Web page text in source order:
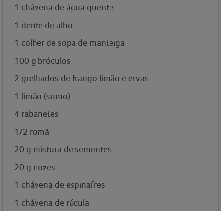
1 chávena de água quente
1 dente de alho
1 colher de sopa de manteiga
100 g bróculos
2 grelhados de frango limão e ervas
1 limão (sumo)
4 rabanetes
1/2 romã
20 g mistura de sementes
20 g nozes
1 chávena de espinafres
1 chávena de rúcula